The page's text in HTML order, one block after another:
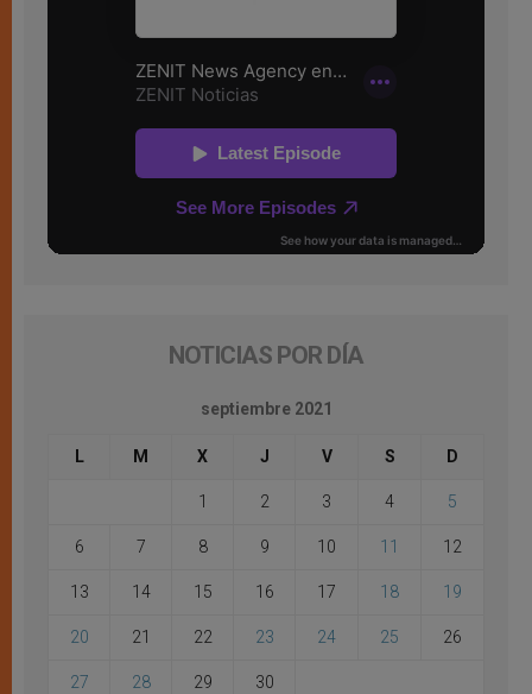
NOTICIAS POR DÍA
septiembre 2021
L M X J V S D
1 2 3 4 5
6 7 8 9 10 11 12
13 14 15 16 17 18 19
20 21 22 23 24 25 26
27 28 29 30